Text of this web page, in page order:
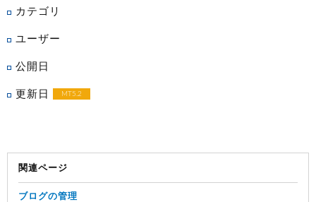
カテゴリ
ユーザー
公開日
更新日 MT5.2
関連ページ
ブログの管理